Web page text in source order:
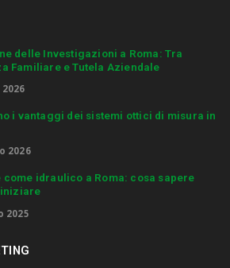
delle Investigazioni a Roma: Tra
Familiare e Tutela Aziendale
i vantaggi dei sistemi ottici di misura in
2026
come idraulico a Roma: cosa sapere
2025